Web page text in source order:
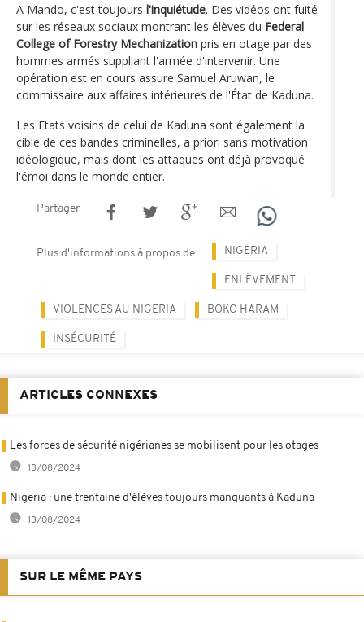
A Mando, c'est toujours l'inquiétude. Des vidéos ont fuité
sur les réseaux sociaux montrant les élèves du Federal
College of Forestry Mechanization pris en otage par des
hommes armés suppliant l'armée d'intervenir. Une
opération est en cours assure Samuel Aruwan, le
commissaire aux affaires intérieures de l'État de Kaduna.
Les Etats voisins de celui de Kaduna sont également la
cible de ces bandes criminelles, a priori sans motivation
idéologique, mais dont les attaques ont déjà provoqué
l'émoi dans le monde entier.
Partager
Plus d'informations à propos de NIGERIA
ENLÈVEMENT
VIOLENCES AU NIGERIA BOKO HARAM
INSÉCURITÉ
ARTICLES CONNEXES
Les forces de sécurité nigérianes se mobilisent pour les otages
13/08/2024
Nigeria : une trentaine d'élèves toujours manquants à Kaduna
13/08/2024
SUR LE MÊME PAYS